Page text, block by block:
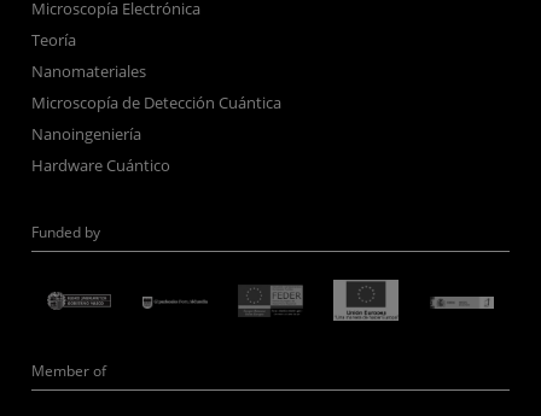
Microscopía Electrónica
Teoría
Nanomateriales
Microscopía de Detección Cuántica
Nanoingeniería
Hardware Cuántico
Funded by
Member of